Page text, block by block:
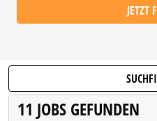
JETZT
11 JOBS GEFUNDEN